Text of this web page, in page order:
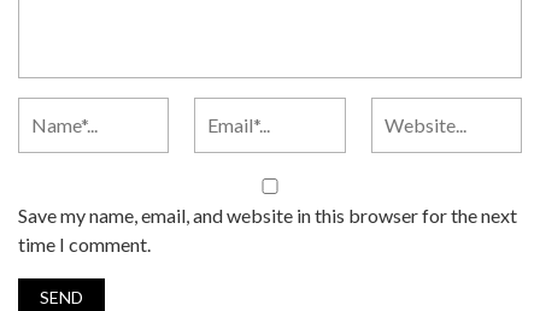
Save my name, email, and website in this browser for the next
time I comment.